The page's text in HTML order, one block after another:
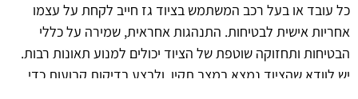
כל עובד או בעל רכב המשתמש בציוד גז חייב לקחת על עצמו
אחריות אישית לבטיחות. התנהגות אחראית, שמירה על כללי
הבטיחות ותחזוקה שוטפת של הציוד יכולים למנוע תאונות רבות.
יש לוודא שהציוד נמצא במצב תקין, ולבצע בדיקות קבועות כדי